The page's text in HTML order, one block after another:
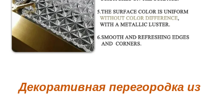
Декоративная перегородка из